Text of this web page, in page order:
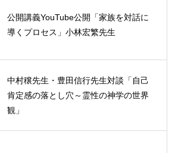
公開講義YouTube公開「家族を対話に
導くプロセス」小林宏繁先生
中村穣先生・豊田信行先生対談「自己
肯定感の落とし穴～霊性の神学の世界
観」